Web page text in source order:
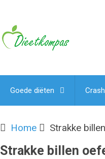
Goede diëten
Home Strakke
Strakke billen